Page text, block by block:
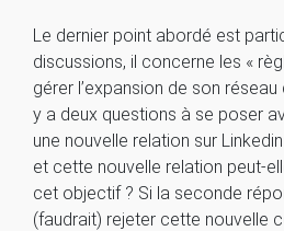
Le dernier point abordé est
discussions, il concerne les «
gérer l’expansion de son réseau
y a deux questions à se poser
une nouvelle relation sur
et cette nouvelle relation peut-
cet objectif ? Si la seconde
(faudrait) rejeter cette nouvelle